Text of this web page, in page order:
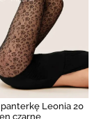
Leonia 20
czarne